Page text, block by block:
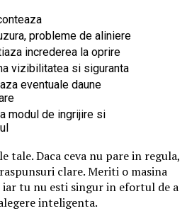
probleme de aliniere
increderea la oprire
vizibilitatea si siguranta
eventuale daune
modul de ingrijire si
tale. Daca ceva nu pare in regula,
clare. Meriti o masina
iar tu nu esti singur in efortul de a
inteligenta.